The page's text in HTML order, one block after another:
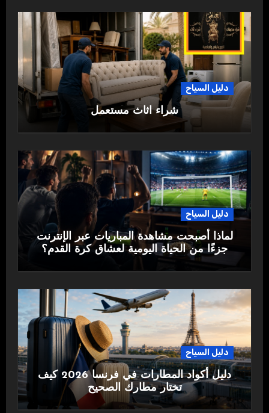
دليل السياح
شراء اثاث مستعمل
دليل السياح
لماذا أصبحت مشاهدة المباريات عبر الإنترنت
جزءًا من الحياة اليومية لعشاق كرة القدم؟
دليل السياح
دليل أكواد المطارات في فرنسا 2026 كيف
تختار مطارك الصحيح